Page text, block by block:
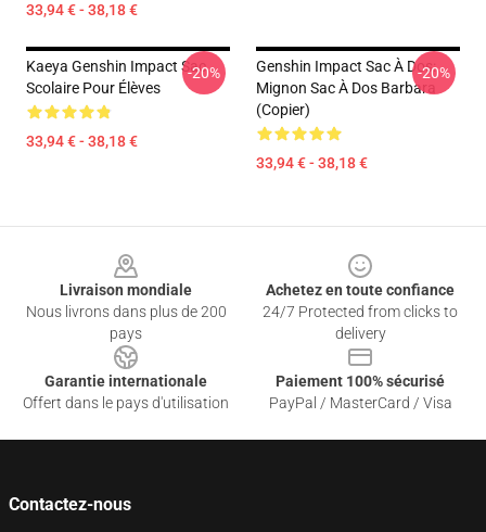
33,94 € - 38,18 €
Kaeya Genshin Impact Sac
Scolaire Pour Élèves
33,94 € - 38,18 €
-20%
Genshin Impact Sac À Dos:
Mignon Sac À Dos Barbara
(Copier)
33,94 € - 38,18 €
-20%
Livraison mondiale
Nous livrons dans plus de 200
pays
Achetez en toute confiance
24/7 Protected from clicks to
delivery
Garantie internationale
Offert dans le pays d'utilisation
Paiement 100% sécurisé
PayPal / MasterCard / Visa
Contactez-nous